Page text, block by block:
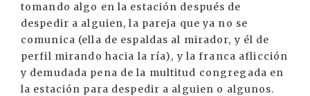
tomando algo en la estación después de
despedir a alguien, la pareja que ya no se
comunica (ella de espaldas al mirador, y él de
perfil mirando hacia la ría), y la franca aflicción
y demudada pena de la multitud congregada en
la estación para despedir a alguien o algunos.